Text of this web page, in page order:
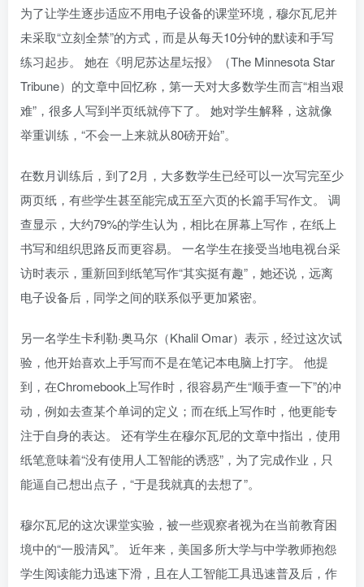
为了让学生逐步适应不用电子设备的课堂环境，穆尔瓦尼并
未采取“立刻全禁”的方式，而是从每天10分钟的默读和手写
练习起步。 她在《明尼苏达星坛报》（The Minnesota Star
Tribune）的文章中回忆称，第一天对大多数学生而言“相当艰
难”，很多人写到半页纸就停下了。 她对学生解释，这就像
举重训练，“不会一上来就从80磅开始”。
在数月训练后，到了2月，大多数学生已经可以一次写完至少
两页纸，有些学生甚至能完成五至六页的长篇手写作文。 调
查显示，大约79%的学生认为，相比在屏幕上写作，在纸上
书写和组织思路反而更容易。 一名学生在接受当地电视台采
访时表示，重新回到纸笔写作“其实挺有趣”，她还说，远离
电子设备后，同学之间的联系似乎更加紧密。
另一名学生卡利勒·奥马尔（Khalil Omar）表示，经过这次试
验，他开始喜欢上手写而不是在笔记本电脑上打字。 他提
到，在Chromebook上写作时，很容易产生“顺手查一下”的冲
动，例如去查某个单词的定义；而在纸上写作时，他更能专
注于自身的表达。 还有学生在穆尔瓦尼的文章中指出，使用
纸笔意味着“没有使用人工智能的诱惑”，为了完成作业，只
能逼自己想出点子，“于是我就真的去想了”。
穆尔瓦尼的这次课堂实验，被一些观察者视为在当前教育困
境中的“一股清风”。 近年来，美国多所大学与中学教师抱怨
学生阅读能力迅速下滑，且在人工智能工具迅速普及后，作